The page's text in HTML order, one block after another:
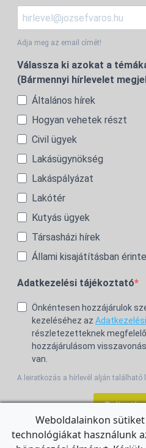
Adja meg az email címét!
Válassza ki azokat a
(Bármennyi hírlevelet
Általános hírek
Hogyan vehetek részt
Civil ügyek
Lakásügynökség
Lakáspályázat
Lakótér
Kutyás ügyek
Társasházi hírek
Állami kisajátításban
Adatkezelési tájékoztató
Önkéntesen hozzájárulok
kezeléséhez az
részletezetteknek
hozzájárulásom
van.
A leiratkozás a hírlevél alján található
Weboldalainkon
technológiákat használunk